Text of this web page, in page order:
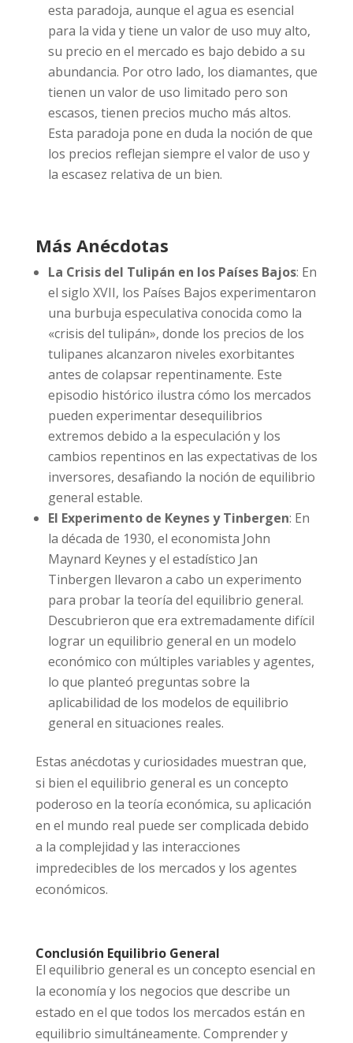
esta paradoja, aunque el agua es esencial
para la vida y tiene un valor de uso muy alto,
su precio en el mercado es bajo debido a su
abundancia. Por otro lado, los diamantes, que
tienen un valor de uso limitado pero son
escasos, tienen precios mucho más altos.
Esta paradoja pone en duda la noción de que
los precios reflejan siempre el valor de uso y
la escasez relativa de un bien.
Más Anécdotas
La Crisis del Tulipán en los Países Bajos: En
el siglo XVII, los Países Bajos experimentaron
una burbuja especulativa conocida como la
«crisis del tulipán», donde los precios de los
tulipanes alcanzaron niveles exorbitantes
antes de colapsar repentinamente. Este
episodio histórico ilustra cómo los mercados
pueden experimentar desequilibrios
extremos debido a la especulación y los
cambios repentinos en las expectativas de los
inversores, desafiando la noción de equilibrio
general estable.
El Experimento de Keynes y Tinbergen: En
la década de 1930, el economista John
Maynard Keynes y el estadístico Jan
Tinbergen llevaron a cabo un experimento
para probar la teoría del equilibrio general.
Descubrieron que era extremadamente difícil
lograr un equilibrio general en un modelo
económico con múltiples variables y agentes,
lo que planteó preguntas sobre la
aplicabilidad de los modelos de equilibrio
general en situaciones reales.
Estas anécdotas y curiosidades muestran que,
si bien el equilibrio general es un concepto
poderoso en la teoría económica, su aplicación
en el mundo real puede ser complicada debido
a la complejidad y las interacciones
impredecibles de los mercados y los agentes
económicos.
Conclusión Equilibrio General
El equilibrio general es un concepto esencial en
la economía y los negocios que describe un
estado en el que todos los mercados están en
equilibrio simultáneamente. Comprender y